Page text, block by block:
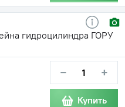
гидроцилиндра ГОРУ
− +
Купить